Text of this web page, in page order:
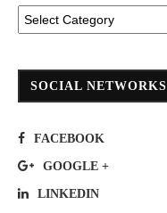
SOCIAL NETWORKS
FACEBOOK
GOOGLE +
LINKEDIN